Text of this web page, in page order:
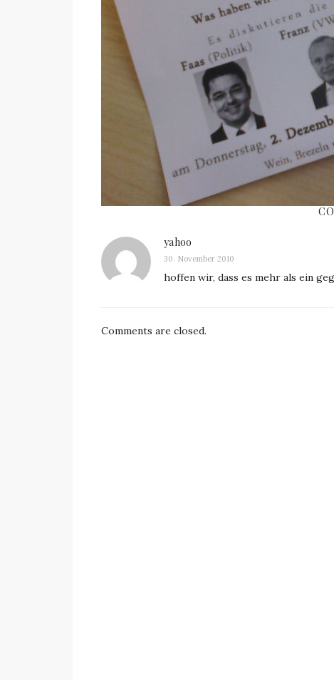
yahoo
30. November 2010
hoffen wir, dass es mehr als ein
Comments are closed.